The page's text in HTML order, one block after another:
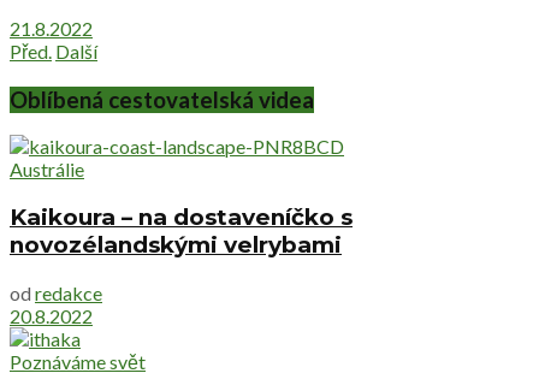
21.8.2022
Před. Další
Oblíbená cestovatelská videa
Austrálie
Kaikoura – na dostaveníčko s
novozélandskými velrybami
od redakce
20.8.2022
Poznáváme svět